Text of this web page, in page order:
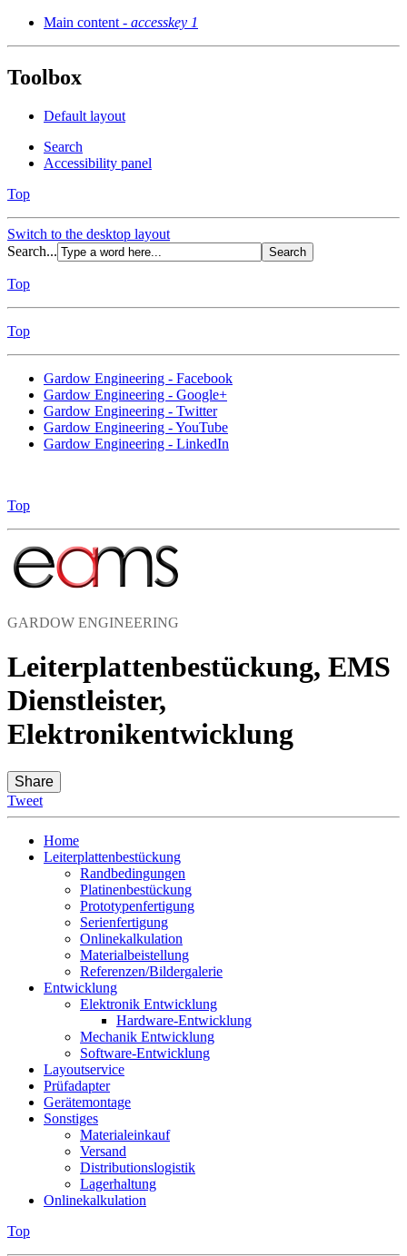
Main content - accesskey 1
Toolbox
Default layout
Search
Accessibility panel
Top
Switch to the desktop layout
Search...
Top
Top
Gardow Engineering - Facebook
Gardow Engineering - Google+
Gardow Engineering - Twitter
Gardow Engineering - YouTube
Gardow Engineering - LinkedIn
Top
GARDOW ENGINEERING
Leiterplattenbestückung, EMS
Dienstleister,
Elektronikentwicklung
Share
Tweet
Home
Leiterplattenbestückung
Randbedingungen
Platinenbestückung
Prototypenfertigung
Serienfertigung
Onlinekalkulation
Materialbeistellung
Referenzen/Bildergalerie
Entwicklung
Elektronik Entwicklung
Hardware-Entwicklung
Mechanik Entwicklung
Software-Entwicklung
Layoutservice
Prüfadapter
Gerätemontage
Sonstiges
Materialeinkauf
Versand
Distributionslogistik
Lagerhaltung
Onlinekalkulation
Top